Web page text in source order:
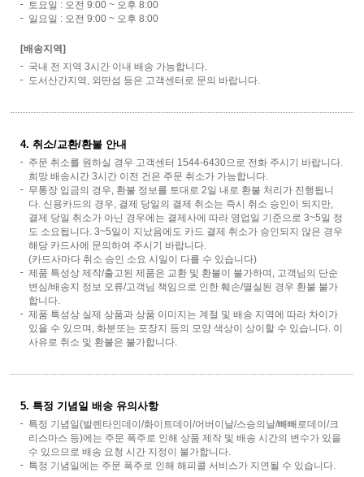
토요일 : 오전 9:00 ~ 오후 8:00
일요일 : 오전 9:00 ~ 오후 8:00
[배송지역]
국내 전 지역 3시간 이내 배송 가능합니다.
도서산간지역, 외딴섬 등은 고객센터로 문의 바랍니다.
4. 취소/교환/환불 안내
주문 취소를 원하실 경우 고객센터 1544-6430으로 전화 주시기 바랍니다.
희망 배송시간 3시간 이전 건은 주문 취소가 가능합니다.
무통장 입금의 경우, 환불 정보를 토대로 2일 내로 환불 처리가 진행됩니
다. 신용카드의 경우, 결제 당일의 결제 취소는 즉시 취소 승인이 되지만,
결제 당일 취소가 아닌 경우에는 결제사에 따라 영업일 기준으로 3~5일 정
도 소요됩니다. 3~5일이 지났음에도 카드 결제 취소가 승인되지 않은 경우
해당 카드사에 문의하여 주시기 바랍니다.
(카드사마다 취소 승인 소요 시일이 다를 수 있습니다)
제품 특성상 제작/출고된 제품은 교환 및 환불이 불가하며, 고객님의 단순
변심/배송지 정보 오류/고객님 책임으로 인한 훼손/멸실된 경우 환불 불가
합니다.
제품 특성상 실제 상품과 상품 이미지는 계절 및 배송 지역에 따라 차이가
있을 수 있으며, 화분또는 포장지 등의 모양 색상이 상이할 수 있습니다. 이
사유로 취소 및 환불은 불가합니다.
5. 특정 기념일 배송 유의사항
특정 기념일(발렌타인데이/화이트데이/어버이날/스승의날/빼빼로데이/크
리스마스 등)에는 주문 폭주로 인해 상품 제작 및 배송 시간의 변수가 있을
수 있으므로 배송 요청 시간 지정이 불가합니다.
특정 기념일에는 주문 폭주로 인해 해피콜 서비스가 지연될 수 있습니다.